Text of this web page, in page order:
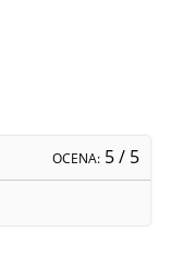
OCENA: 5/ 5